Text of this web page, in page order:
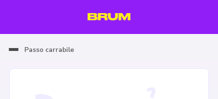
Passo carrabile